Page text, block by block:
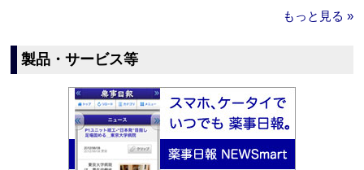
もっと見る »
製品・サービス等